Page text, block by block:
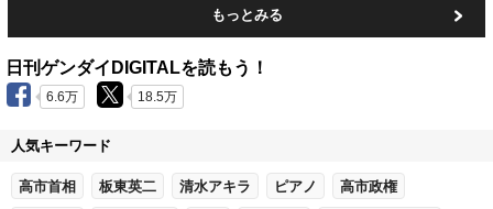
もっとみる
日刊ゲンダイDIGITALを読もう！
6.6万 18.5万
人気キーワード
高市首相 板東英二 清水アキラ ピアノ 高市政権